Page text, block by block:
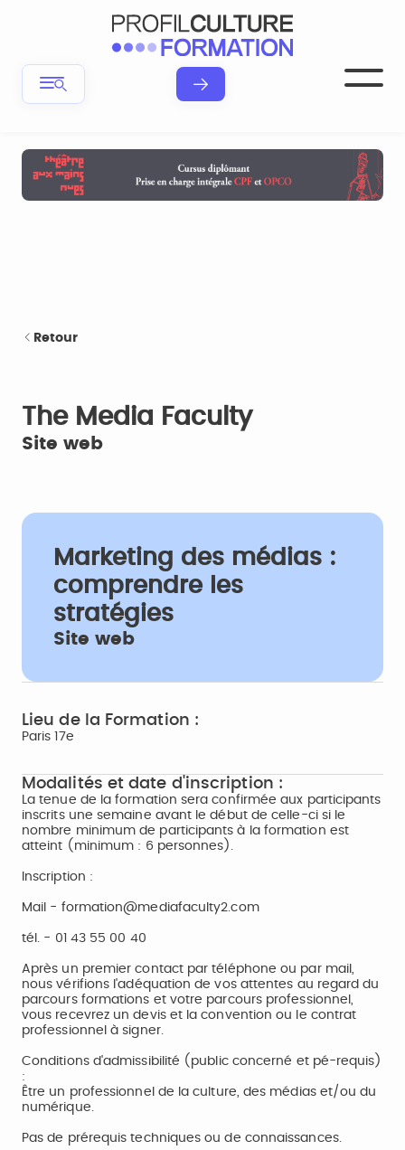
Retour
The Media Faculty
Site web
Marketing des médias :
comprendre les
stratégies
Site web
Lieu de la Formation :
Paris 17e
Modalités et date d'inscription :
La tenue de la formation sera confirmée aux participants
inscrits une semaine avant le début de celle-ci si le
nombre minimum de participants à la formation est
atteint (minimum : 6 personnes).
Inscription :
Mail - formation@mediafaculty2.com
tél. - 01 43 55 00 40
Après un premier contact par téléphone ou par mail,
nous vérifions l'adéquation de vos attentes au regard du
parcours formations et votre parcours professionnel,
vous recevrez un devis et la convention ou le contrat
professionnel à signer.
Conditions d'admissibilité (public concerné et pé-requis)
:
Être un professionnel de la culture, des médias et/ou du
numérique.
Pas de prérequis techniques ou de connaissances.